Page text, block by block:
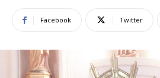
Facebook Twitter